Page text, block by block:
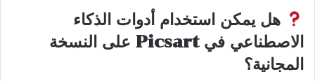
هل يمكن استخدام أدوات الذكاء
الاصطناعي في Picsart على النسخة
المجانية؟